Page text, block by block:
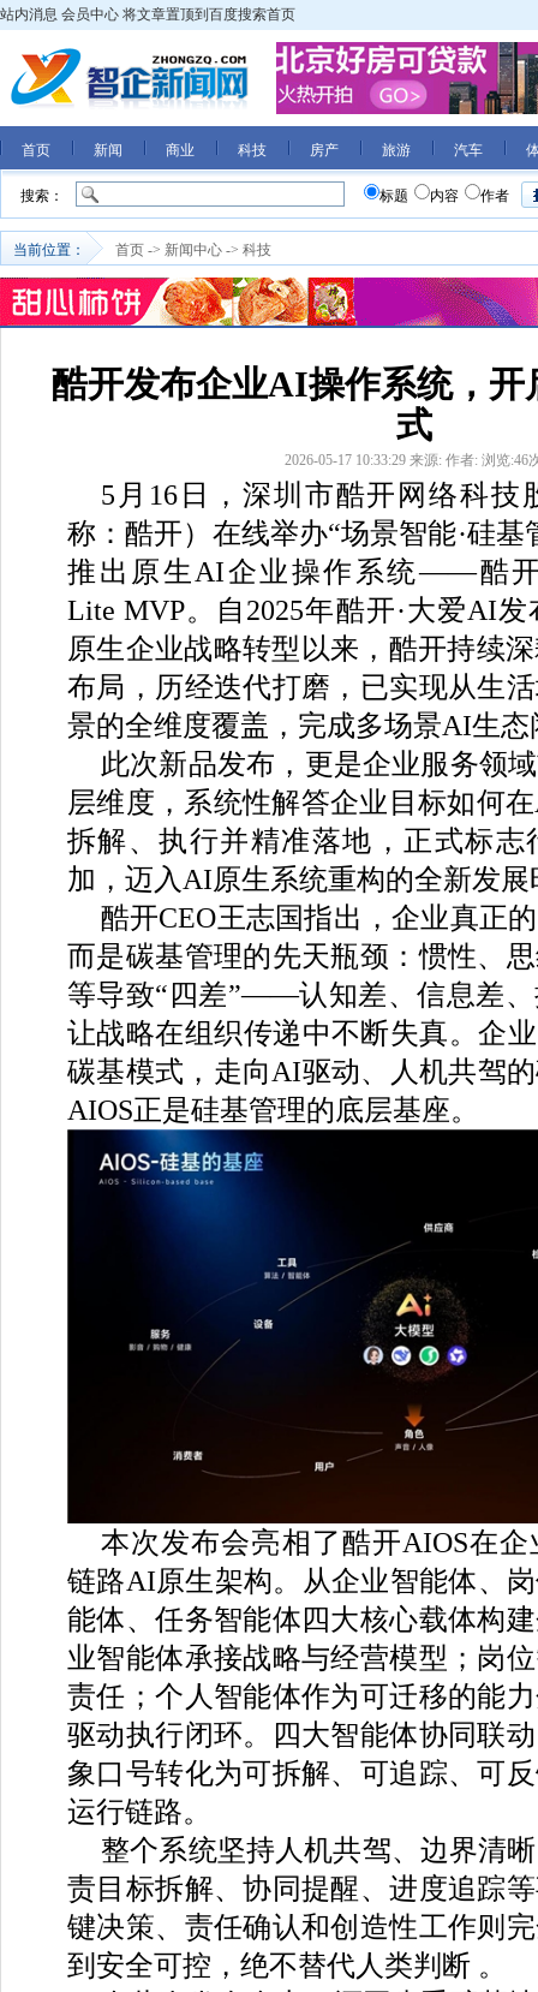
站内消息 会员中心 将文章置顶到百度搜索首页
首页 新闻 商业 科技 房产 旅游 汽车
搜索： 标题 内容 作者
当前位置： 首页 -> 新闻中心 -> 科技
酷开发布企业AI操作系统，开
式
2026-05-17 10:33:29 来源: 作者: 浏览:46
5月16日，深圳市酷开网络科技
称：酷开）在线举办“场景智能·硅基
推出原生AI企业操作系统——酷开
Lite MVP。自2025年酷开·大爱AI
原生企业战略转型以来，酷开持续
布局，历经迭代打磨，已实现从生
景的全维度覆盖，完成多场景AI生态
此次新品发布，更是企业服务领
层维度，系统性解答企业目标如何
拆解、执行并精准落地，正式标志
加，迈入AI原生系统重构的全新发展
酷开CEO王志国指出，企业真正
而是碳基管理的先天瓶颈：惯性、
等导致“四差”——认知差、信息差
让战略在组织传递中不断失真。企
碳基模式，走向AI驱动、人机共驾
AIOS正是硅基管理的底层基座。
本次发布会亮相了酷开AIOS在
链路AI原生架构。从企业智能体、
能体、任务智能体四大核心载体构
业智能体承接战略与经营模型；岗
责任；个人智能体作为可迁移的能
驱动执行闭环。四大智能体协同联
象口号转化为可拆解、可追踪、可
运行链路。
整个系统坚持人机共驾、边界清
责目标拆解、协同提醒、进度追踪
键决策、责任确认和创造性工作则
到安全可控，绝不替代人类判断 。